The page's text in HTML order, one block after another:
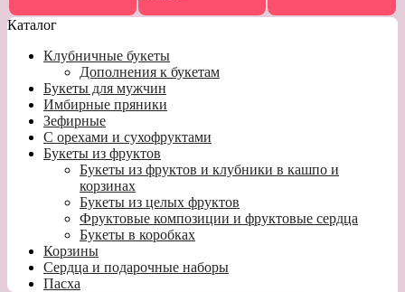
Каталог
Клубничные букеты
Дополнения к букетам
Букеты для мужчин
Имбирные пряники
Зефирные
С орехами и сухофруктами
Букеты из фруктов
Букеты из фруктов и клубники в кашпо и
корзинах
Букеты из целых фруктов
Фруктовые композиции и фруктовые сердца
Букеты в коробках
Корзины
Сердца и подарочные наборы
Пасха